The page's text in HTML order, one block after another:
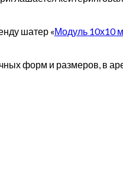
шатер «Модуль 10х10
форм и размеров, в